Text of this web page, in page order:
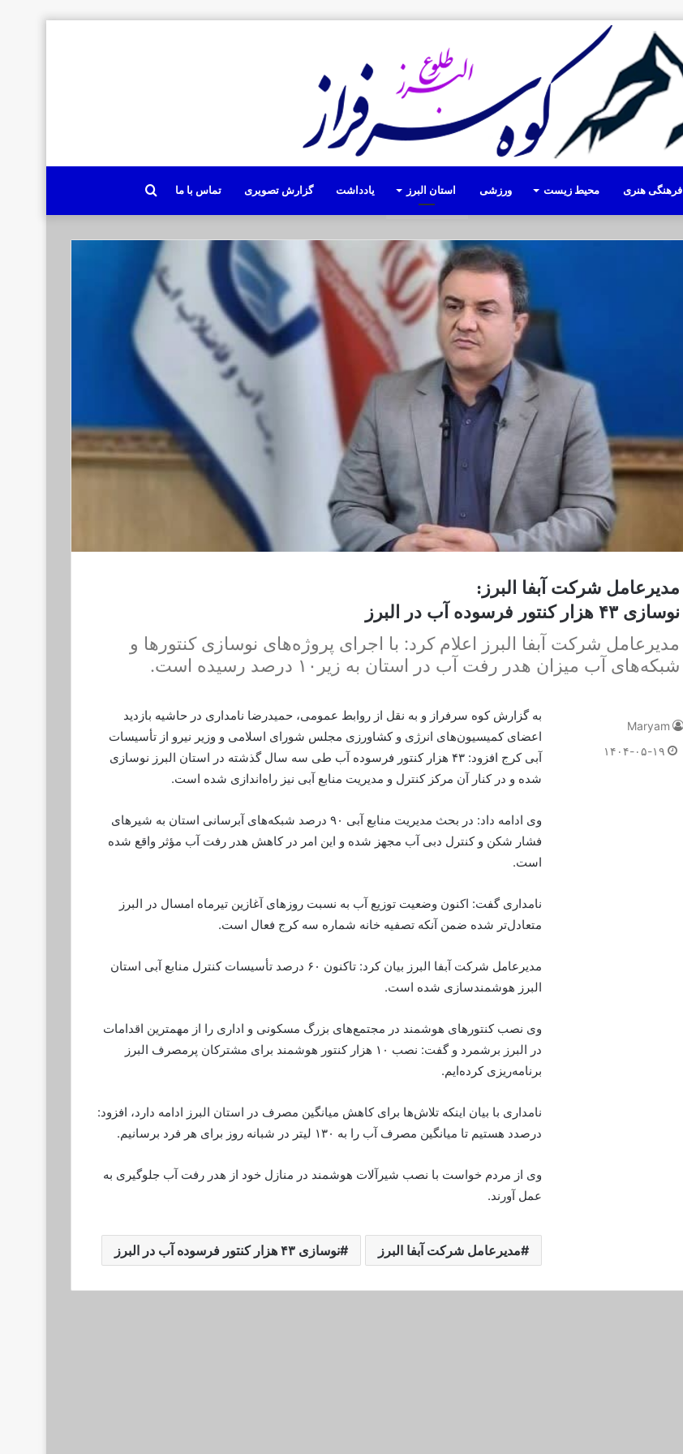
فرهنگی هنری محیط زیست ورزشی استان البرز یادداشت گزارش تصویری تماس با ما جستجو
برای
مدیرعامل شرکت آبفا البرز:
نوسازی ۴۳ هزار کنتور فرسوده آب در البرز
مدیرعامل شرکت آبفا البرز اعلام کرد: با اجرای پروژه‌های نوسازی کنتور‌ها و
شبکه‌های آب میزان هدر رفت آب در استان به زیر۱۰ درصد رسیده است.
به گزارش کوه سرفراز و به نقل از روابط عمومی، حمیدرضا نامداری در حاشیه بازدید
اعضای کمیسیون‌های انرژی و کشاورزی مجلس شورای اسلامی و وزیر نیرو از تأسیسات
آبی کرج افزود: ۴۳ هزار کنتور فرسوده آب طی سه سال گذشته در استان البرز نوسازی
شده و در کنار آن مرکز کنترل و مدیریت منابع آبی نیز راه‌اندازی شده است.
وی ادامه داد: در بحث مدیریت منابع آبی ۹۰ درصد شبکه‌های آبرسانی استان به شیر‌های
فشار شکن و کنترل دبی آب مجهز شده و این امر در کاهش هدر رفت آب مؤثر واقع شده
است.
نامداری گفت: اکنون وضعیت توزیع آب به نسبت روز‌های آغازین تیرماه امسال در البرز
متعادل‌تر شده ضمن آنکه تصفیه خانه شماره سه کرج فعال است.
مدیرعامل شرکت آبفا البرز بیان کرد: تاکنون ۶۰ درصد تأسیسات کنترل منابع آبی استان
البرز هوشمند‌سازی شده است.
وی نصب کنتور‌های هوشمند در مجتمع‌های بزرگ مسکونی و اداری را از مهمترین اقدامات
در البرز برشمرد و گفت: نصب ۱۰ هزار کنتور هوشمند برای مشترکان پرمصرف البرز
برنامه‌ریزی کرده‌ایم.
نامداری با بیان اینکه تلاش‌ها برای کاهش میانگین مصرف در استان البرز ادامه دارد، افزود:
درصدد هستیم تا میانگین مصرف آب را به ۱۳۰ لیتر در شبانه روز برای هر فرد برسانیم.
وی از مردم خواست با نصب شیرآلات هوشمند در منازل خود از هدر رفت آب جلوگیری به
عمل آورند.
مدیرعامل شرکت آبفا البرز نوسازی ۴۳ هزار کنتور فرسوده آب در البرز
Maryam
۱۴۰۴-۰۵-۱۹